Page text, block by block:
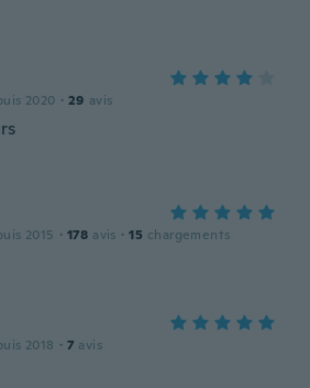
2020 · 29 avis
2015 · 178 avis · 15 chargements
2018 · 7 avis